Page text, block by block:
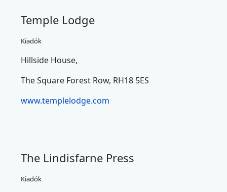
Temple Lodge
Kiadók
Hillside House,
The Square Forest Row, RH18 5ES
www.templelodge.com
The Lindisfarne Press
Kiadók